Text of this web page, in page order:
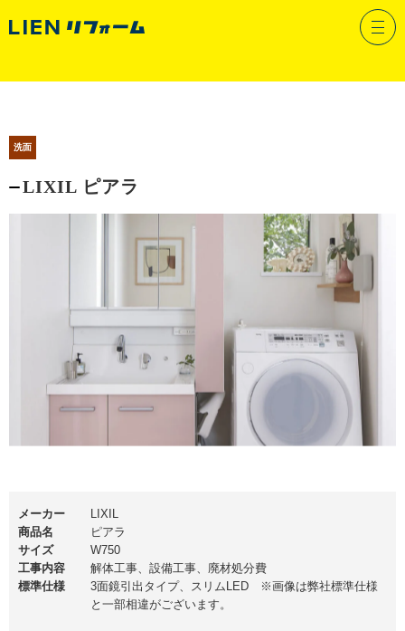
洗面
LIXIL ピアラ
メーカー
LIXIL
商品名
ピアラ
サイズ
W750
工事内容
解体工事、設備工事、廃材処分費
標準仕様
3面鏡引出タイプ、スリムLED ※画像は弊社標準仕様
と一部相違がございます。